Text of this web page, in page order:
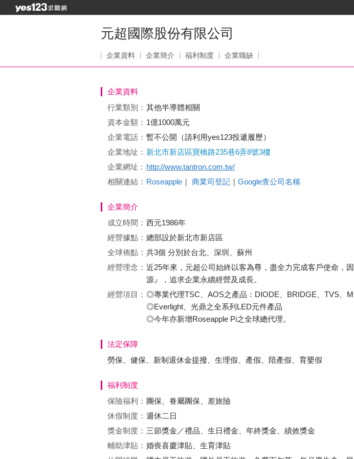
元超國際股份有限公司
企業資料 企業簡介 福利制度 企業職缺
企業資料
行業類別： 其他半導體相關
資本金額： 1億1000萬元
企業電話： 暫不公開（請利用yes123投遞履歷）
企業地址： 新北市新店區寶橋路235巷6弄8號3樓
企業網址： http://www.tantron.com.tw/
相關連結： Roseapple ｜ 商業司登記 ｜ Google查公司名稱
企業簡介
成立時間： 西元1986年
經營據點： 總部設於新北市新店區
全球佈點： 共3個 分別於台北、深圳、蘇州
經營理念： 近25年來，元超公司始終以客為尊，盡全力完成客戶使命，
源』，追求企業永續經營及成長。
經營項目： ◎專業代理TSC、AOS之產品：DIODE、BRIDGE、TVS、
◎Everlight、光鼎之全系列LED元件產品
◎今年亦新增Roseapple Pi之全球總代理。
法定保障
勞保、健保、新制退休金提撥、生理假、產假、陪產假、育嬰假
福利制度
保險福利： 團保、眷屬團保、差旅險
休假制度： 週休二日
獎金制度： 三節獎金／禮品、生日禮金、年終獎金、績效獎金
輔助津貼： 婚喪喜慶津貼、生育津貼